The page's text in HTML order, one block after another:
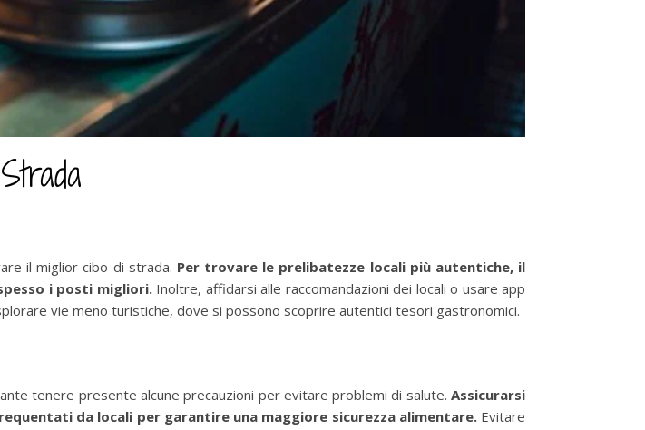
il miglior cibo di strada. Per trovare le prelibatezze locali più autentiche, il
i posti migliori.Inoltre, affidarsi alle raccomandazioni dei locali o usare app
vie meno turistiche, dove si possono scoprire autentici tesori gastronomici.
tenere presente alcune precauzioni per evitare problemi di salute. Assicurarsi
da locali per garantire una maggiore sicurezza alimentare.Evitare